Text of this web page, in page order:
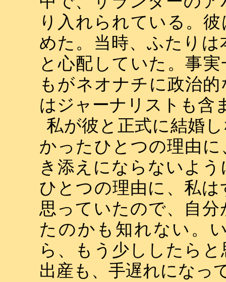
り入れられている。
めた。当時、ふたり
と心配していた。事
もがネオナチに政治
はジャーナリストも含
私が彼と正式に結婚
かったひとつの理由
き添えにならないよ
ひとつの理由に、私
思っていたので、自
たのかも知れない。
ら、もう少ししたら
出産も、手遅れになっ